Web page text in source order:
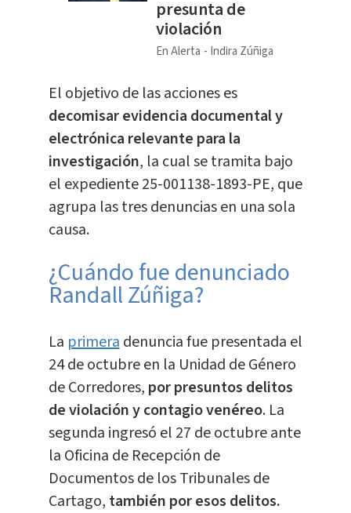
presunta de
violación
En Alerta Indira Zúñiga
El objetivo de las acciones es
decomisar evidencia documental y
electrónica relevante para la
investigación, la cual se tramita bajo
el expediente 25-001138-1893-PE, que
agrupa las tres denuncias en una sola
causa.
¿Cuándo fue denunciado
Randall Zúñiga?
La primeradenuncia fue presentada el
24 de octubre en la Unidad de Género
de Corredores, por presuntos delitos
de violación y contagio venéreo. La
segunda ingresó el 27 de octubre ante
la Oficina de Recepción de
Documentos de los Tribunales de
Cartago, también por esos delitos.